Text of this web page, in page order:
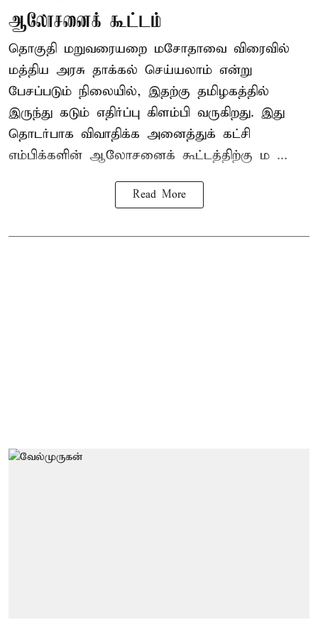
ஆலோசனைக் கூட்டம்
தொகுதி மறுவரையறை மசோதாவை விரைவில்
மத்திய அரசு தாக்கல் செய்யலாம் என்று
பேசப்படும் நிலையில், இதற்கு தமிழகத்தில்
இருந்து கடும் எதிர்ப்பு கிளம்பி வருகிறது. இது
தொடர்பாக விவாதிக்க அனைத்துக் கட்சி
எம்பிக்களின் ஆலோசனைக் கூட்டத்திற்கு ம ...
Read More